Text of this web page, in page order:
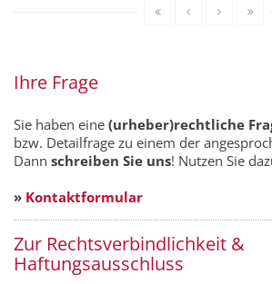
Ihre Frage
Sie haben eine (urheber)rechtliche
bzw. Detailfrage zu einem der
Dann schreiben Sie uns! Nutzen Sie
» Kontaktformular
Zur Rechtsverbindlichkeit &
Haftungsausschluss